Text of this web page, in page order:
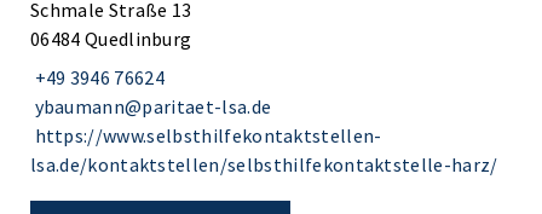
Schmale Straße 13
06484 Quedlinburg
+49 3946 76624
ybaumann@paritaet-lsa.de
https://www.selbsthilfekontaktstellen-
lsa.de/kontaktstellen/selbsthilfekontaktstelle-harz/